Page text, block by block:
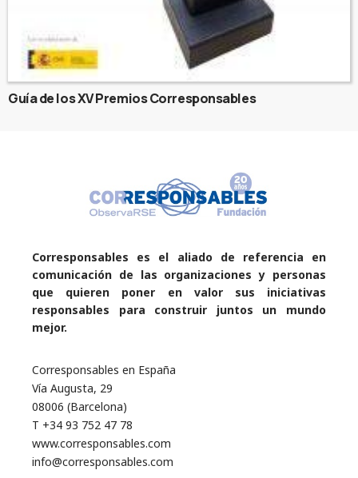
Guía de los XV Premios Corresponsables
Corresponsables es el aliado de referencia en
comunicación de las organizaciones y personas
que quieren poner en valor sus iniciativas
responsables para construir juntos un mundo
mejor.
Corresponsables en España
Vía Augusta, 29
08006 (Barcelona)
T +34 93 752 47 78
www.corresponsables.com
info@corresponsables.com